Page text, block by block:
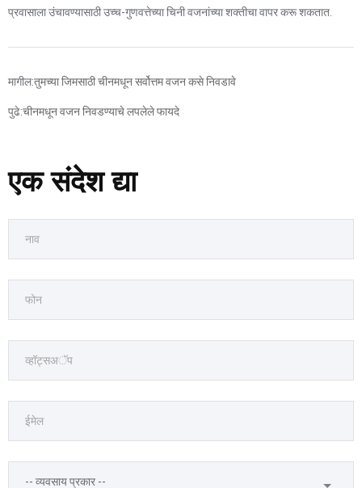
प्रवासाला उंचावण्यासाठी उच्च-गुणवत्तेच्या चिनी वजनांच्या शक्तीचा वापर करू शकतात.
मागील:तुमच्या जिमसाठी चीनमधून सर्वोत्तम वजन कसे निवडावे
पुढे:चीनमधून वजन निवडण्याचे लपलेले फायदे
एक संदेश द्या